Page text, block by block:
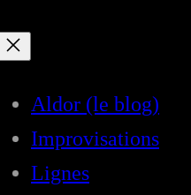
Aldor (le blog)
Improvisations
Lignes